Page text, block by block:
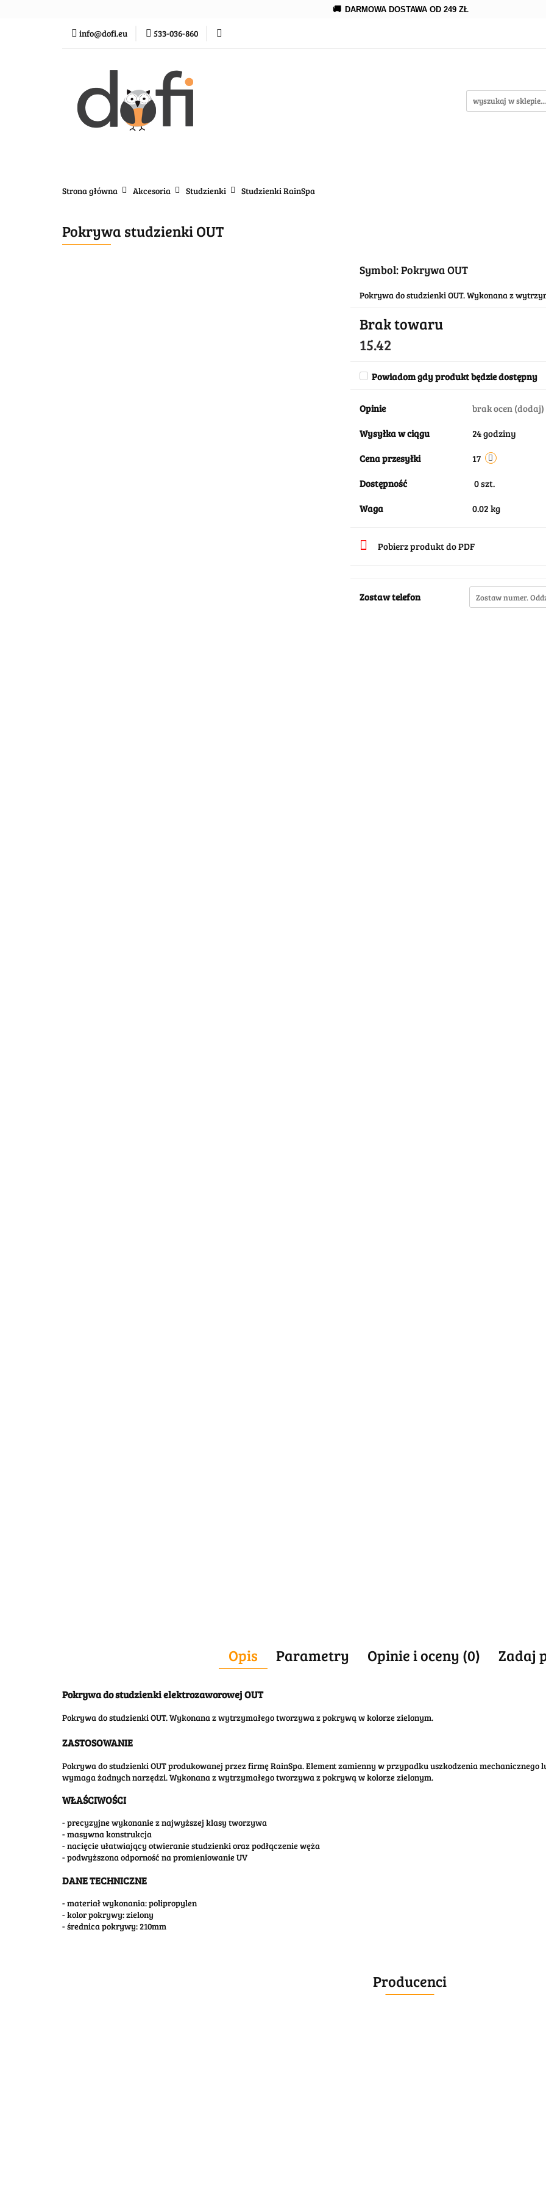
🚚 DARMOWA DOSTAWA OD 249 ZŁ
info@dofi.eu 533-036-860
Strona główna Akcesoria Studzienki Studzienki RainSpa
Pokrywa studzienki OUT
Symbol:Pokrywa OUT
Pokrywa do studzienki OUT. Wykonana z
Brak towaru
15.42
Powiadom gdy produkt będzie dostępny
Opinie brak ocen (dodaj)
Wysyłka w ciągu 24 godziny
Cena przesyłki 17
Dostępność 0szt.
Waga 0.02 kg
Pobierz produkt do PDF
Zostaw telefon
Opis Parametry Opinie i oceny (0) Zadaj
Pokrywa do studzienki elektrozaworowej OUT
Pokrywa do studzienki OUT. Wykonana z wytrzymałego tworzywa z pokrywą w kolorze zielonym.
ZASTOSOWANIE
Pokrywa do studzienki OUT produkowanej przez firmę RainSpa. Element zamienny w przypadku uszkodzenia
wymaga żadnych narzędzi. Wykonana z wytrzymałego tworzywa z pokrywą w kolorze zielonym.
WŁAŚCIWOŚCI
- precyzyjne wykonanie z najwyższej klasy tworzywa
- masywna konstrukcja
- nacięcie ułatwiający otwieranie studzienki oraz podłączenie węża
- podwyższona odporność na promieniowanie UV
DANE TECHNICZNE
- materiał wykonania: polipropylen
- kolor pokrywy: zielony
- średnica pokrywy: 210mm
Producenci